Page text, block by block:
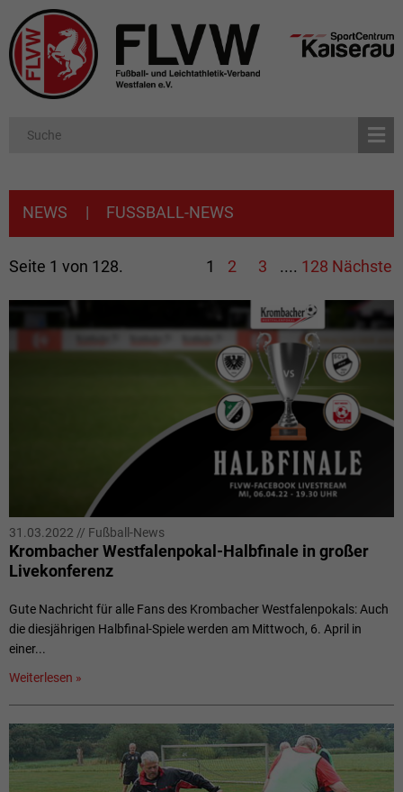
NEWS | FUSSBALL-NEWS
Seite 1 von 128. 1 2 3 .... 128 Nächste
31.03.2022 // Fußball-News
Krombacher Westfalenpokal-Halbfinale in großer
Livekonferenz
Gute Nachricht für alle Fans des Krombacher Westfalenpokals: Auch
die diesjährigen Halbfinal-Spiele werden am Mittwoch, 6. April in
einer...
Weiterlesen »